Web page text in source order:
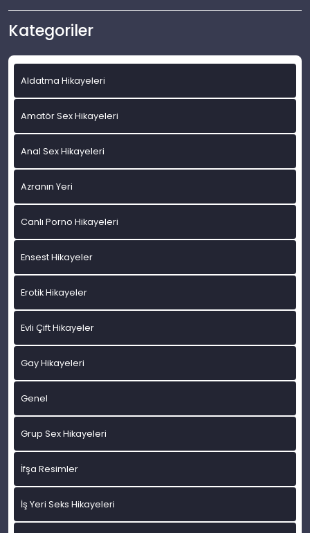
Kategoriler
Aldatma Hikayeleri
Amatör Sex Hikayeleri
Anal Sex Hikayeleri
Azranın Yeri
Canlı Porno Hikayeleri
Ensest Hikayeler
Erotik Hikayeler
Evli Çift Hikayeler
Gay Hikayeleri
Genel
Grup Sex Hikayeleri
İfşa Resimler
İş Yeri Seks Hikayeleri